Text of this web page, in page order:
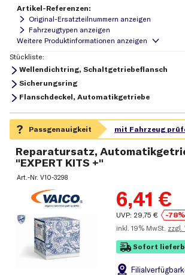
Artikel-Referenzen:
Original-Ersatzteilnummern anzeigen
Fahrzeugtypen anzeigen
Stückliste:
Wellendichtring, Schaltgetriebeflansch
Sicherungsring
Flanschdeckel, Automatikgetriebe
Reparatursatz,
"EXPERT KITS +"
Art.-Nr.V10-3298
6,41 €
UVP:29,75 €
-78%
inkl. 19% MwSt. zzgl.
Sofort
Filial